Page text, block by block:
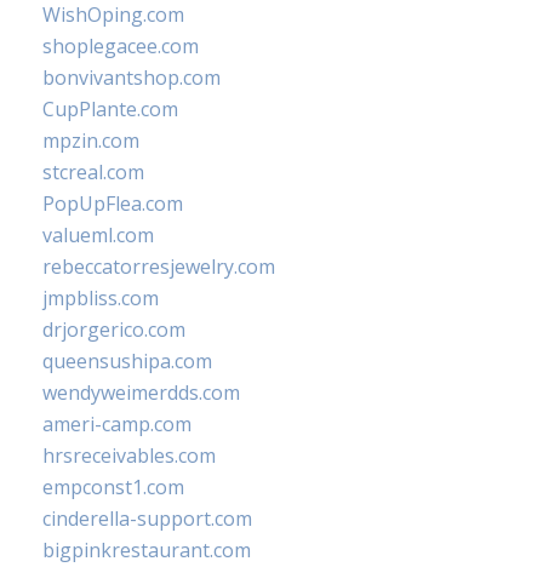
WishOping.com
shoplegacee.com
bonvivantshop.com
CupPlante.com
mpzin.com
stcreal.com
PopUpFlea.com
valueml.com
rebeccatorresjewelry.com
jmpbliss.com
drjorgerico.com
queensushipa.com
wendyweimerdds.com
ameri-camp.com
hrsreceivables.com
empconst1.com
cinderella-support.com
bigpinkrestaurant.com